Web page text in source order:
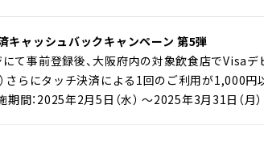
キャッシュバックキャンペーン 第5弾
て事前登録後、大阪府内の対象飲食店でVisa
）さらにタッチ決済による1回のご利用が1,000
期間：2025年2月5日（水） ～2025年3月31日（